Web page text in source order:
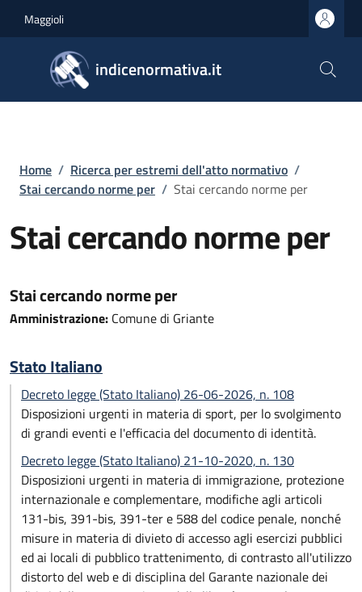
Maggioli
indicenormativa.it
Briciole di pane
Home / Ricerca per estremi dell'atto normativo /
Stai cercando norme per / Stai cercando norme per
Stai cercando norme per
Stai cercando norme per
Amministrazione: Comune di Griante
Stato Italiano
Decreto legge (Stato Italiano) 26-06-2026, n. 108
Disposizioni urgenti in materia di sport, per lo svolgimento
di grandi eventi e l'efficacia del documento di identità.
Decreto legge (Stato Italiano) 21-10-2020, n. 130
Disposizioni urgenti in materia di immigrazione, protezione
internazionale e complementare, modifiche agli articoli
131-bis, 391-bis, 391-ter e 588 del codice penale, nonché
misure in materia di divieto di accesso agli esercizi pubblici
ed ai locali di pubblico trattenimento, di contrasto all'utilizzo
distorto del web e di disciplina del Garante nazionale dei